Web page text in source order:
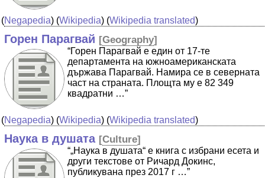
(Negapedia) (Wikipedia) (Wikipedia translated)
Горен Парагвай [Geography]
“Горен Парагвай е един от 17-те
департамента на южноамериканската
държава Парагвай. Намира се в северната
част на страната. Площта му е 82 349
квадратни …”
(Negapedia) (Wikipedia) (Wikipedia translated)
Наука в душата [Culture]
“„Наука в душата“ е книга с избрани есета и
други текстове от Ричард Докинс,
публикувана през 2017 г …”